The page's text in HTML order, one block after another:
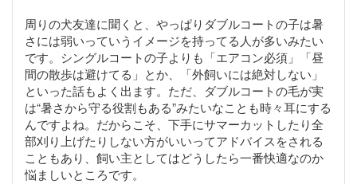
周りの犬友達に聞くと、やっぱりダブルコートの子は暑
さには弱いっていうイメージを持ってる人が多いみたい
です。シングルコートの子よりも「エアコン必須」「昼
間の散歩は避けてる」とか、「外飼いには絶対しない」
といった話もよく出ます。ただ、ダブルコートの毛が実
は“暑さから守る役割もある”みたいなことも時々耳にする
んですよね。だからこそ、下手にサマーカットしたり全
部刈り上げたりしない方がいいってアドバイスをされる
こともあり、飼い主としてはどうしたら一番快適なのか
悩ましいところです。